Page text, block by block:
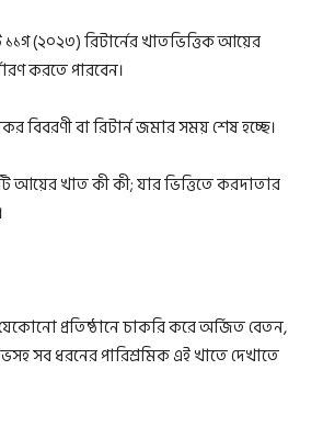
(২০২৩) রিটার্নের খাতভিত্তিক আয়ের
করতে পারবেন।
বিবরণী বা রিটার্ন জমার সময় শেষ হচ্ছে।
আয়ের খাত কী কী; যার ভিত্তিতে করদাতার
প্রতিষ্ঠানে চাকরি করে অর্জিত বেতন,
সব ধরনের পারিশ্রমিক এই খাতে দেখাতে